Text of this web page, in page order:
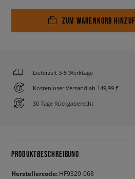
ZUM WARENKORB
Lieferzeit 3-5 Werktage
Kostenloser Versand ab 149,99 €
30 Tage Rückgaberecht
PRODUKTBESCHREIBUNG
Herstellercode: HF9329-068